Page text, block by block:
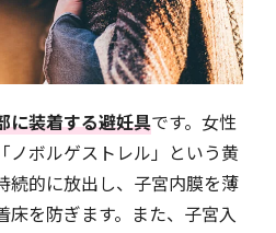
に装着する避妊具です。女性
ノボルゲストレル」という黄
続的に放出し、子宮内膜を薄
床を防ぎます。また、子宮入